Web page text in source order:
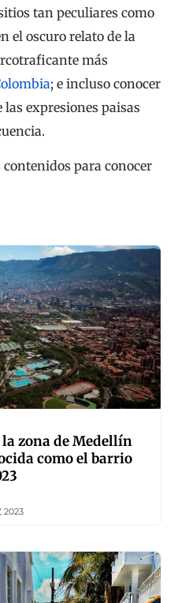
tan peculiares como
el oscuro relato de la
más
; e incluso conocer
expresiones paisas
para conocer
la zona de Medellín
como el barrio
2023